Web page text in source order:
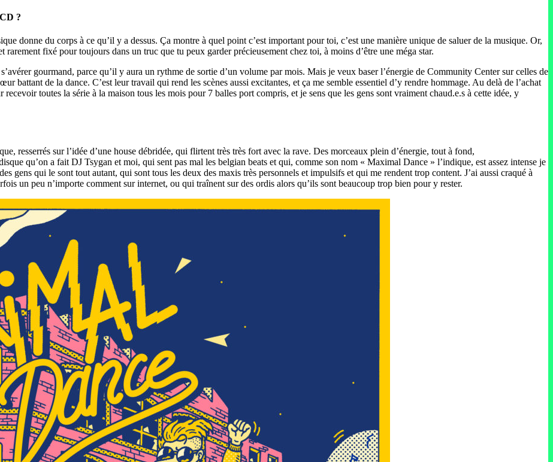
?
donne du corps à ce qu’il y a dessus. Ça montre à quel point c’est important pour toi, c’est une manière unique de saluer de la musique. Or,
fixé pour toujours dans un truc que tu peux garder précieusement chez toi, à moins d’être une méga star.
gourmand, parce qu’il y aura un rythme de sortie d’un volume par mois. Mais je veux baser l’énergie de Community Center sur celles de
battant de la dance. C’est leur travail qui rend les scènes aussi excitantes, et ça me semble essentiel d’y rendre hommage. Au delà de l’achat
toutes la série à la maison tous les mois pour 7 balles port compris, et je sens que les gens sont vraiment chaud.e.s à cette idée, y
resserrés sur l’idée d’une house débridée, qui flirtent très très fort avec la rave. Des morceaux plein d’énergie, tout à fond,
qu’on a fait DJ Tsygan et moi, qui sent pas mal les belgian beats et qui, comme son nom « Maximal Dance » l’indique, est assez intense je
gens qui le sont tout autant, qui sont tous les deux des maxis très personnels et impulsifs et qui me rendent trop content. J’ai aussi craqué à
un peu n’importe comment sur internet, ou qui traînent sur des ordis alors qu’ils sont beaucoup trop bien pour y rester.